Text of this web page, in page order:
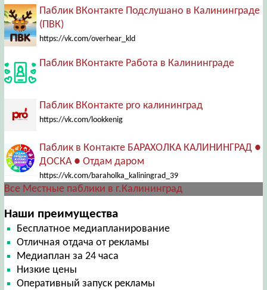
Паблик ВКонтакте Подслушано в Калининграде
(ПВК)
https://vk.com/overhear_kld
Паблик ВКонтакте Работа в Калининграде
Паблик ВКонтакте pro калининград
https://vk.com/lookkenig
Паблик в Контакте БАРАХОЛКА КАЛИНИНГРАД ●
ДОСКА ● Отдам даром
https://vk.com/baraholka_kaliningrad_39
Все Местные паблики в г.Калининград
Наши преимущества
Бесплатное медиапланирование
Отличная отдача от рекламы
Медиаплан за 24 часа
Низкие цены
Оперативный запуск рекламы